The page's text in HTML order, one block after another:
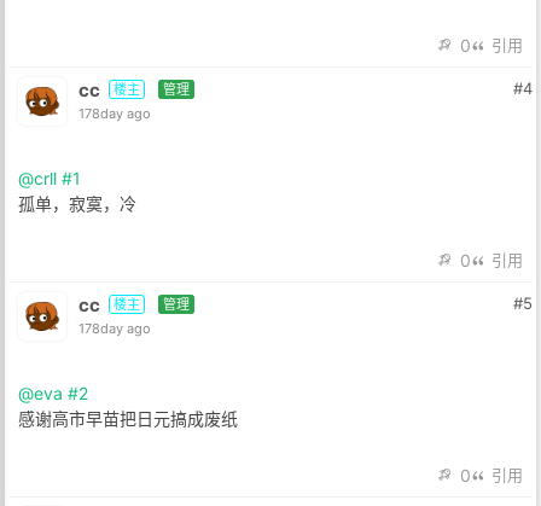
0 引用
cc 楼主
管理
178day ago
#4
@crll #1
孤单，寂寞，冷
0 引用
cc 楼主
管理
178day ago
#5
@eva #2
感谢高市早苗把日元搞成废纸
0 引用